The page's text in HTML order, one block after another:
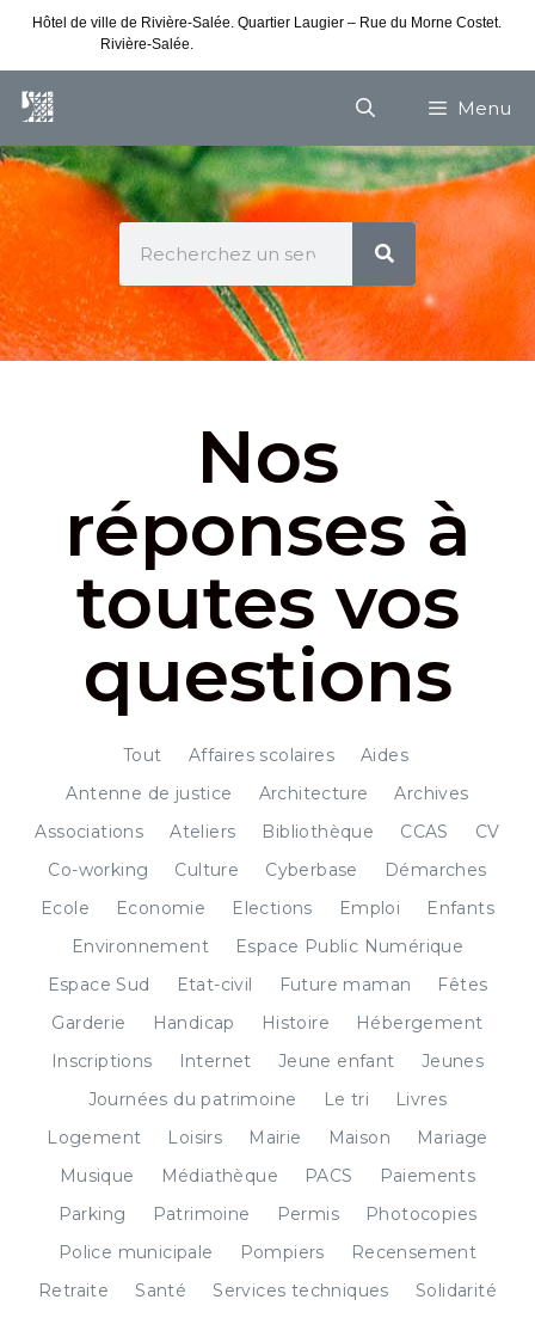
Hôtel de ville de Rivière-Salée. Quartier Laugier – Rue du Morne Costet.
Rivière-Salée.
Menu
Nos
réponses à
toutes vos
questions
Tout Affaires scolaires
Aides
Antenne de justice
Architecture
Archives
Associations
Ateliers Bibliothèque CCAS
CV
Co-working
Culture Cyberbase
Démarches
Ecole
Economie Elections Emploi
Enfants
Environnement
Espace Public Numérique
Espace Sud
Etat-civil Future maman
Fêtes
Garderie
Handicap Histoire
Hébergement
Inscriptions
Internet Jeune enfant
Jeunes
Journées du patrimoine
Le tri
Livres
Logement
Loisirs Mairie Maison
Mariage
Musique
Médiathèque PACS
Paiements
Parking
Patrimoine Permis
Photocopies
Police municipale
Pompiers
Recensement
Retraite
Santé Services techniques
Solidarité